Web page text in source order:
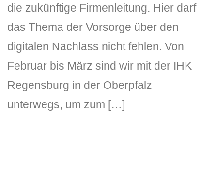
Versionsinformationen
die zukünftige Firmenleitung. Hier darf
das Thema der Vorsorge über den
digitalen Nachlass nicht fehlen. Von
Februar bis März sind wir mit der IHK
Regensburg in der Oberpfalz
unterwegs, um zum […]